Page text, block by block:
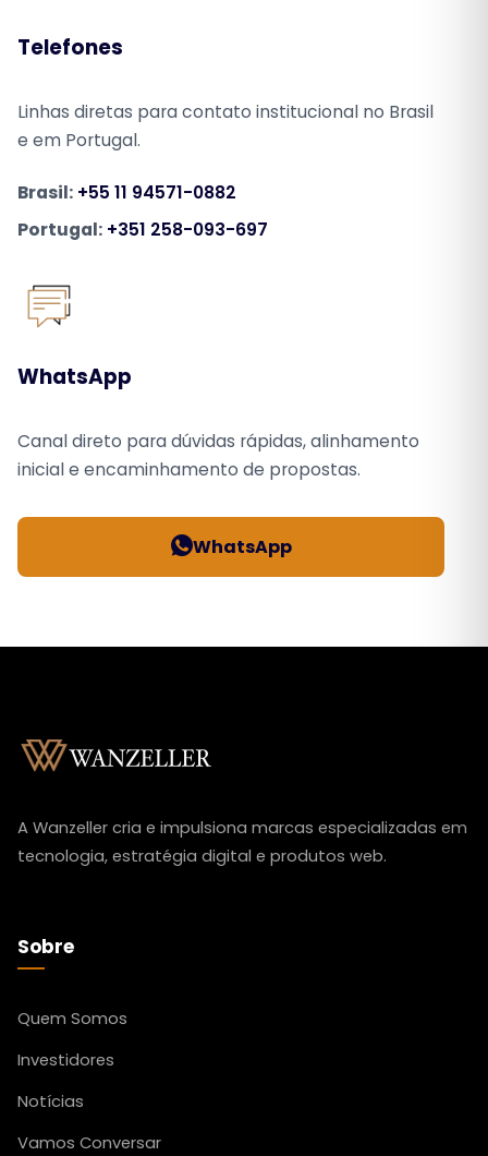
Telefones
Linhas diretas para contato institucional no Brasil
e em Portugal.
Brasil: +55 11 94571-0882
Portugal: +351 258-093-697
WhatsApp
Canal direto para dúvidas rápidas, alinhamento
inicial e encaminhamento de propostas.
WhatsApp
A Wanzeller cria e impulsiona marcas especializadas em
tecnologia, estratégia digital e produtos web.
Sobre
Quem Somos
Investidores
Notícias
Vamos Conversar